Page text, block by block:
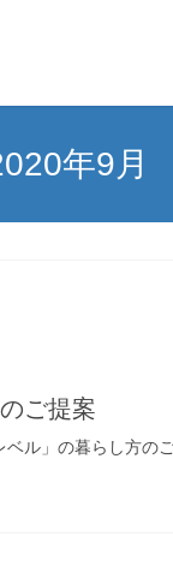
年9月
ご提案
ル」の暮らし方の